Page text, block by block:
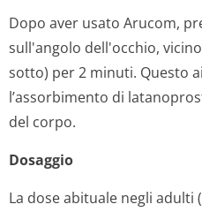
Dopo aver usato Arucom,
sull'angolo dell'occhio,
sotto) per 2 minuti. Questo
l’assorbimento di
del corpo.
Dosaggio
La dose abituale negli adulti